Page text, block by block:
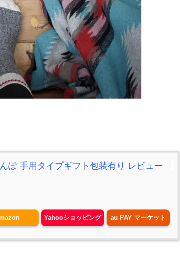
ぽ 手用タイプギフト包装有り レビュー
Yahooショッピング au PAY マーケット